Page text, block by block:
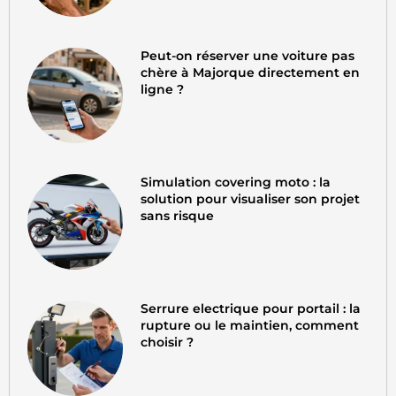
Peut-on réserver une voiture pas
chère à Majorque directement en
ligne ?
Simulation covering moto : la
solution pour visualiser son projet
sans risque
Serrure electrique pour portail : la
rupture ou le maintien, comment
choisir ?